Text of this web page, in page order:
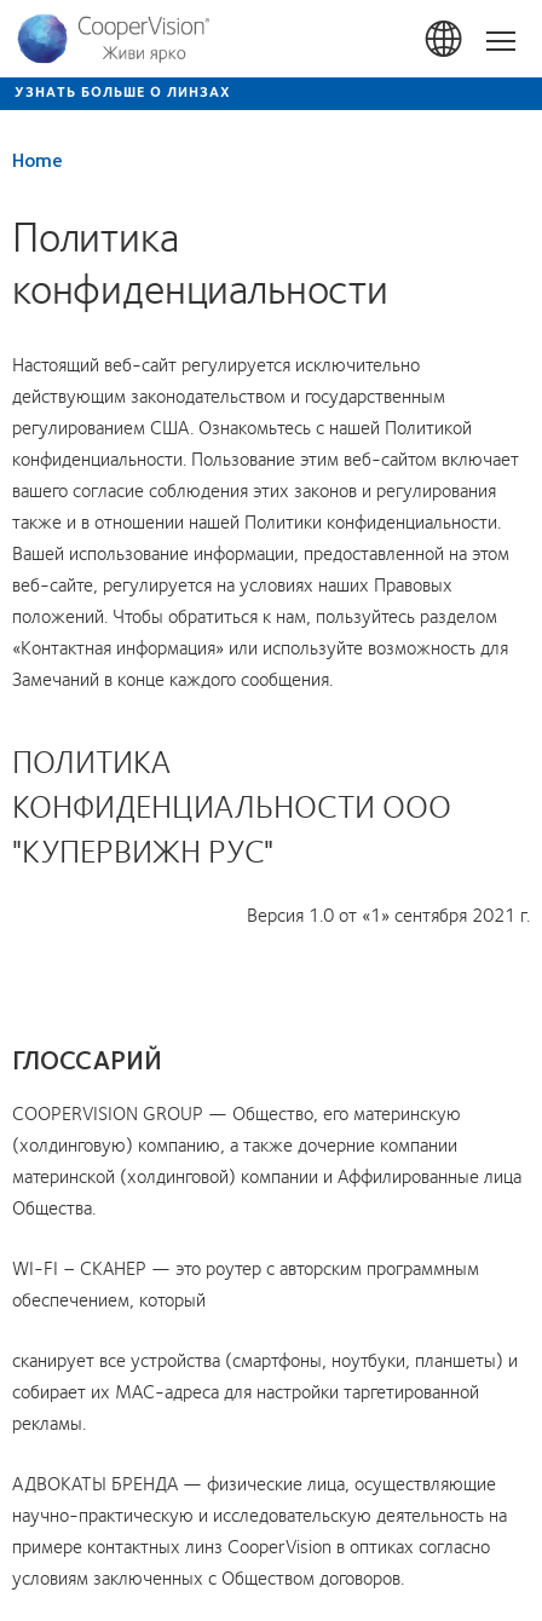
Перейти
основному
содержанию
УЗНАТЬ БОЛЬШЕ О ЛИНЗАХ
Home
Политика
конфиденциальности
Настоящий веб-сайт регулируется исключительно
действующим законодательством и государственным
регулированием США. Ознакомьтесь с нашей Политикой
конфиденциальности. Пользование этим веб-сайтом включает
вашего согласие соблюдения этих законов и регулирования
также и в отношении нашей Политики конфиденциальности.
Вашей использование информации, предоставленной на этом
веб-сайте, регулируется на условиях наших Правовых
положений. Чтобы обратиться к нам, пользуйтесь разделом
«Контактная информация» или используйте возможность для
Замечаний в конце каждого сообщения.
ПОЛИТИКА
КОНФИДЕНЦИАЛЬНОСТИ ООО
"КУПЕРВИЖН РУС"
Версия 1.0 от «1» сентября 2021 г.
ГЛОССАРИЙ
COOPERVISION GROUP — Общество, его материнскую
(холдинговую) компанию, а также дочерние компании
материнской (холдинговой) компании и Аффилированные лица
Общества.
WI-FI – СКАНЕР — это роутер с авторским программным
обеспечением, который
сканирует все устройства (смартфоны, ноутбуки, планшеты) и
собирает их MAC-адреса для настройки таргетированной
рекламы.
АДВОКАТЫ БРЕНДА — физические лица, осуществляющие
научно-практическую и исследовательскую деятельность на
примере контактных линз CooperVision в оптиках согласно
условиям заключенных с Обществом договоров.